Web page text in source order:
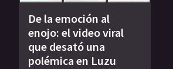
De la emoción al
enojo: el video viral
que desató una
polémica en Luzu